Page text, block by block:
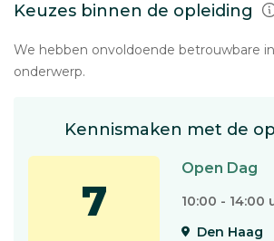
Keuzes binnen de opleiding
We hebben onvoldoende betrouwbare
onderwerp.
Kennismaken met de
7
Open Dag
10:00 - 14:00
Den Haag